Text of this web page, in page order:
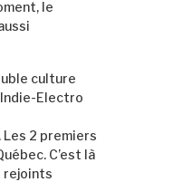
le
culture
Electro
2 premiers
C’est là
rejoints